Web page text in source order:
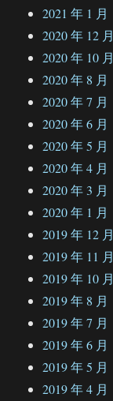
2021 年 1 月
2020 年 12 月
2020 年 10 月
2020 年 8 月
2020 年 7 月
2020 年 6 月
2020 年 5 月
2020 年 4 月
2020 年 3 月
2020 年 1 月
2019 年 12 月
2019 年 11 月
2019 年 10 月
2019 年 8 月
2019 年 7 月
2019 年 6 月
2019 年 5 月
2019 年 4 月